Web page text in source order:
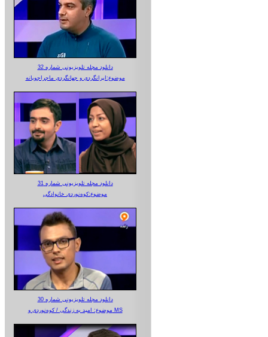
دانلود مجله تلویزیونی شماره 32
موضوع:ایرانگردی و جهانگردی ماجراجویانه
دانلود مجله تلویزیونی شماره 31
موضوع:کوه‌نوردی خانوادگی
دانلود مجله تلویزیونی شماره 30
موضوع: امید به زندگی / کوه‌نوردی و MS